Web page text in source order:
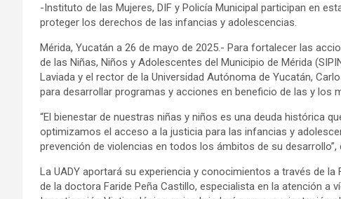
-Instituto de las Mujeres, DIF y Policía Municipal participan en
proteger los derechos de las infancias y adolescencias.
Mérida, Yucatán a 26 de mayo de 2025.- Para fortalecer las
de las Niñas, Niños y Adolescentes del Municipio de Mérida
Laviada y el rector de la Universidad Autónoma de Yucatán,
para desarrollar programas y acciones en beneficio de las y los
“El bienestar de nuestras niñas y niños es una deuda histórica
optimizamos el acceso a la justicia para las infancias y
prevención de violencias en todos los ámbitos de su desarrollo”,
La UADY aportará su experiencia y conocimientos a través de
de la doctora Faride Peña Castillo, especialista en la atención a